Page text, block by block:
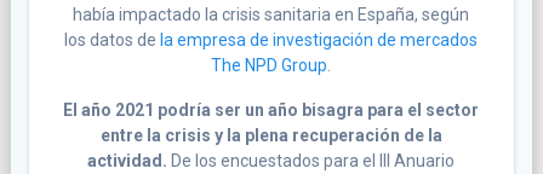
había impactado la crisis sanitaria en España, según
los datos de la empresa de investigación de mercados
The NPD Group
El año 2021 podría ser un año bisagra para el sector
entre la crisis y la plena recuperación de la
actividad. De los encuestados para el III Anuario